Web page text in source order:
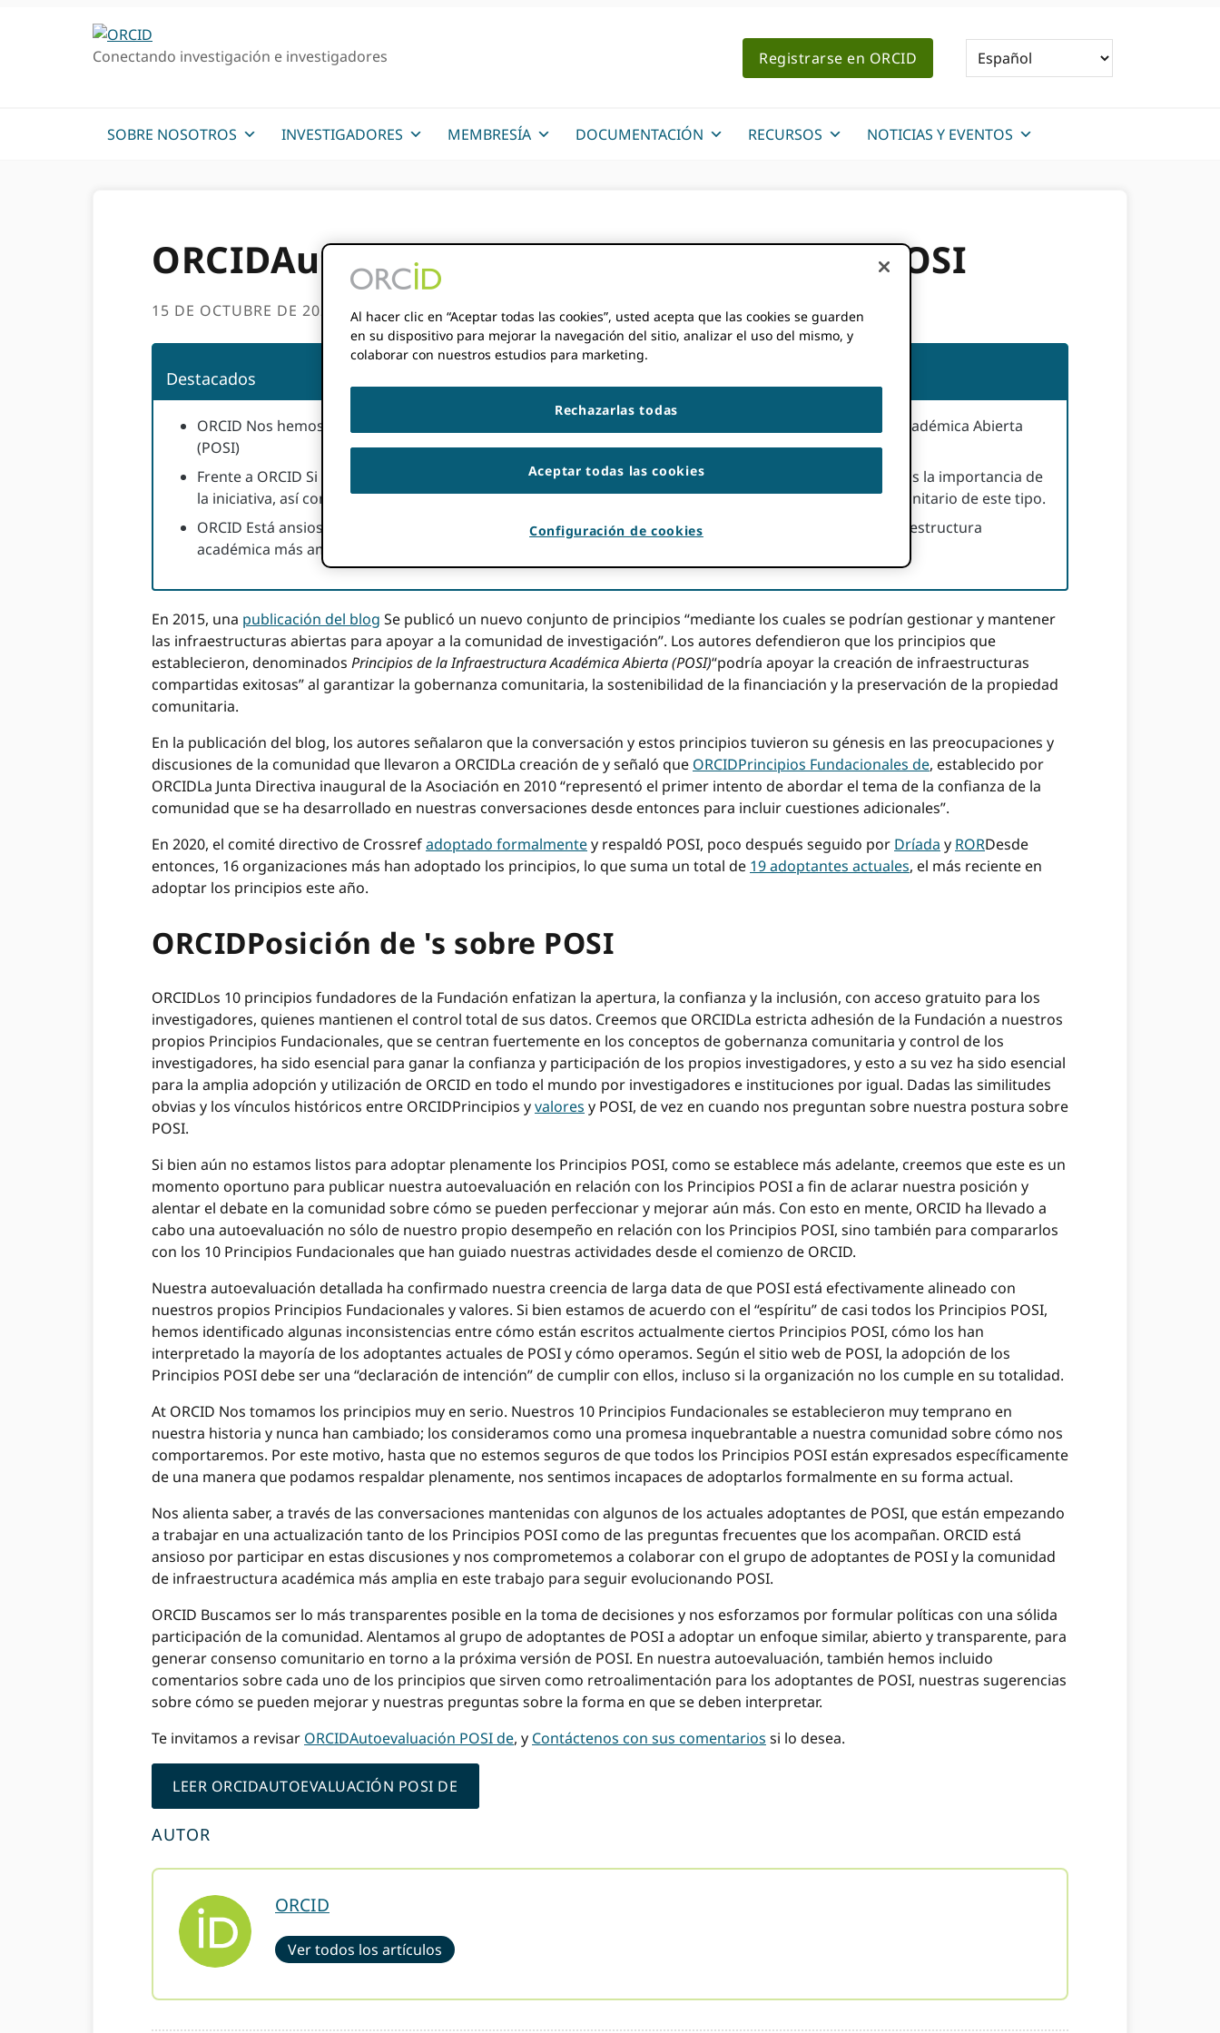
Conectando investigación e investigadores Registrarse en ORCID
SOBRE NOSOTROS INVESTIGADORES MEMBRESÍA DOCUMENTACIÓN RECURSOS NOTICIAS Y EVENTOS
ORCIDAutoevaluación de los principios POSI
15 DE OCTUBRE DE 2024 BY ORCID
Destacados
ORCID Nos hemos evaluado a nosotros mismos en relación con los Principios para la Infraestructura Académica Abierta
(POSI)
Frente a ORCID Si bien aún no está listo para adoptar inequívocamente los Principios POSI, reconocemos la importancia de
la iniciativa, así como las conversaciones y colaboraciones generadas por una iniciativa de alcance comunitario de este tipo.
ORCID Está ansioso por colaborar con el grupo de adoptantes actuales de POSI y la comunidad de infraestructura
académica más amplia para seguir desarrollando POSI de una manera abierta y transparente.
En 2015, una publicación del blog Se publicó un nuevo conjunto de principios “mediante los cuales se podrían gestionar y mantener
las infraestructuras abiertas para apoyar a la comunidad de investigación”. Los autores defendieron que los principios que
establecieron, denominados Principios de la Infraestructura Académica Abierta (POSI)“podría apoyar la creación de infraestructuras
compartidas exitosas” al garantizar la gobernanza comunitaria, la sostenibilidad de la financiación y la preservación de la propiedad
comunitaria.
En la publicación del blog, los autores señalaron que la conversación y estos principios tuvieron su génesis en las preocupaciones y
discusiones de la comunidad que llevaron a ORCIDLa creación de y señaló que ORCIDPrincipios Fundacionales de, establecido por
ORCIDLa Junta Directiva inaugural de la Asociación en 2010 “representó el primer intento de abordar el tema de la confianza de la
comunidad que se ha desarrollado en nuestras conversaciones desde entonces para incluir cuestiones adicionales”.
En 2020, el comité directivo de Crossrefadoptado formalmentey respaldó POSI, poco después seguido por Dríada y RORDesde
entonces, 16 organizaciones más han adoptado los principios, lo que suma un total de 19 adoptantes actuales, el más reciente en
adoptar los principios este año.
ORCIDPosición de 's sobre POSI
ORCIDLos 10 principios fundadores de la Fundación enfatizan la apertura, la confianza y la inclusión, con acceso gratuito para los
investigadores, quienes mantienen el control total de sus datos. Creemos que ORCIDLa estricta adhesión de la Fundación a nuestros
propios Principios Fundacionales, que se centran fuertemente en los conceptos de gobernanza comunitaria y control de los
investigadores, ha sido esencial para ganar la confianza y participación de los propios investigadores, y esto a su vez ha sido esencial
para la amplia adopción y utilización de ORCID en todo el mundo por investigadores e instituciones por igual. Dadas las similitudes
obvias y los vínculos históricos entre ORCIDPrincipios yvalores y POSI, de vez en cuando nos preguntan sobre nuestra postura sobre
POSI.
Si bien aún no estamos listos para adoptar plenamente los Principios POSI, como se establece más adelante, creemos que este es un
momento oportuno para publicar nuestra autoevaluación en relación con los Principios POSI a fin de aclarar nuestra posición y
alentar el debate en la comunidad sobre cómo se pueden perfeccionar y mejorar aún más. Con esto en mente, ORCID ha llevado a
cabo una autoevaluación no sólo de nuestro propio desempeño en relación con los Principios POSI, sino también para compararlos
con los 10 Principios Fundacionales que han guiado nuestras actividades desde el comienzo de ORCID.
Nuestra autoevaluación detallada ha confirmado nuestra creencia de larga data de que POSI está efectivamente alineado con
nuestros propios Principios Fundacionales y valores. Si bien estamos de acuerdo con el “espíritu” de casi todos los Principios POSI,
hemos identificado algunas inconsistencias entre cómo están escritos actualmente ciertos Principios POSI, cómo los han
interpretado la mayoría de los adoptantes actuales de POSI y cómo operamos. Según el sitio web de POSI, la adopción de los
Principios POSI debe ser una “declaración de intención” de cumplir con ellos, incluso si la organización no los cumple en su totalidad.
At ORCID Nos tomamos los principios muy en serio. Nuestros 10 Principios Fundacionales se establecieron muy temprano en
nuestra historia y nunca han cambiado; los consideramos como una promesa inquebrantable a nuestra comunidad sobre cómo nos
comportaremos. Por este motivo, hasta que no estemos seguros de que todos los Principios POSI están expresados ​​específicamente
de una manera que podamos respaldar plenamente, nos sentimos incapaces de adoptarlos formalmente en su forma actual.
Nos alienta saber, a través de las conversaciones mantenidas con algunos de los actuales adoptantes de POSI, que están empezando
a trabajar en una actualización tanto de los Principios POSI como de las preguntas frecuentes que los acompañan. ORCID está
ansioso por participar en estas discusiones y nos comprometemos a colaborar con el grupo de adoptantes de POSI y la comunidad
de infraestructura académica más amplia en este trabajo para seguir evolucionando POSI.
ORCID Buscamos ser lo más transparentes posible en la toma de decisiones y nos esforzamos por formular políticas con una sólida
participación de la comunidad. Alentamos al grupo de adoptantes de POSI a adoptar un enfoque similar, abierto y transparente, para
generar consenso comunitario en torno a la próxima versión de POSI. En nuestra autoevaluación, también hemos incluido
comentarios sobre cada uno de los principios que sirven como retroalimentación para los adoptantes de POSI, nuestras sugerencias
sobre cómo se pueden mejorar y nuestras preguntas sobre la forma en que se deben interpretar.
Te invitamos a revisar ORCIDAutoevaluación POSI de, y Contáctenos con sus comentarios si lo desea.
LEER ORCIDAUTOEVALUACIÓN POSI DE
AUTOR
ORCID
Ver todos los artículos
Al hacer clic en “Aceptar todas las cookies”, usted acepta que las cookies se guarden
en su dispositivo para mejorar la navegación del sitio, analizar el uso del mismo, y
colaborar con nuestros estudios para marketing.
Rechazarlas todas
Aceptar todas las cookies
Configuración de cookies